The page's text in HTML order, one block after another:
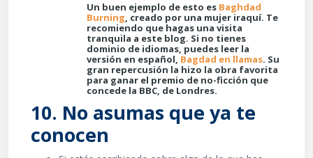
Un buen ejemplo de esto es Baghdad
Burning, creado por una mujer iraquí. Te
recomiendo que hagas una visita
tranquila a este blog. Si no tienes
dominio de idiomas, puedes leer la
versión en español, Bagdad en llamas. Su
gran repercusión la hizo la obra favorita
para ganar el premio de no-ficción que
concede la BBC, de Londres.
10. No asumas que ya te
conocen